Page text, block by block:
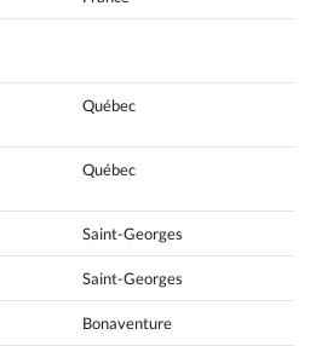
Québec
Québec
Saint-Georges
Saint-Georges
Bonaventure